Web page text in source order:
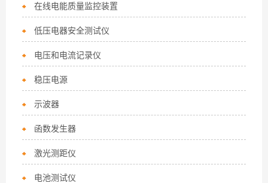
在线电能质量监控装置
低压电器安全测试仪
电压和电流记录仪
稳压电源
示波器
函数发生器
激光测距仪
电池测试仪